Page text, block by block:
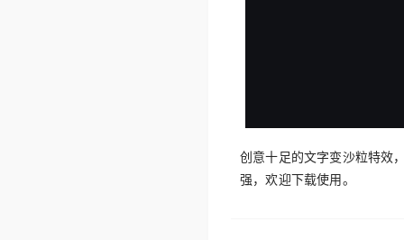
创意十足的文字变沙粒特效
强，欢迎下载使用。